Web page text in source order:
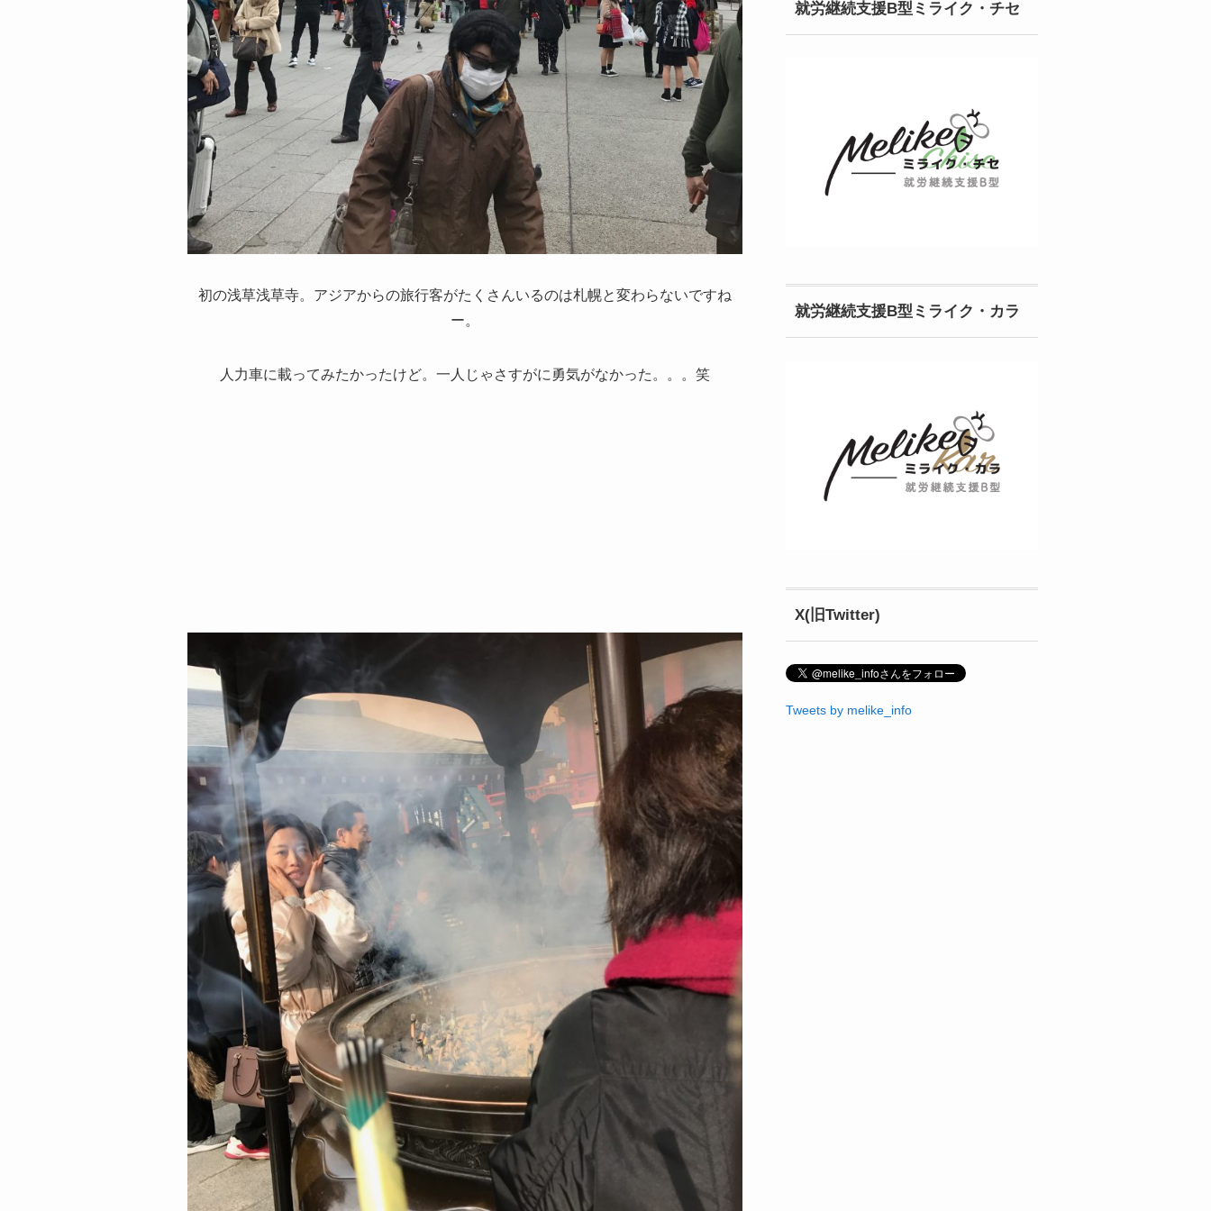
初の浅草浅草寺。アジアからの旅行客がたくさんいるのは札幌と変わらないですね
ー。
人力車に載ってみたかったけど。一人じゃさすがに勇気がなかった。。。笑
就労継続支援B型ミライク・チセ
就労継続支援B型ミライク・カラ
X(旧Twitter)
Tweets by melike_info